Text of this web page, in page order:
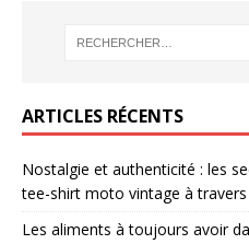
ARTICLES RÉCENTS
Nostalgie et authenticité : les
tee-shirt moto vintage à
Les aliments à toujours avoir